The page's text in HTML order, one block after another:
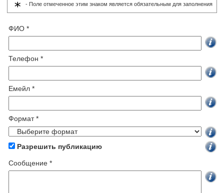
- Поле отмеченное этим знаком является обязательным для заполнения
ФИО *
Телефон *
Емейл *
Формат *
Разрешить публикацию
Cообщение *